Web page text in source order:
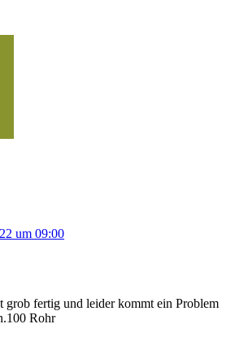
um 09:00
grob fertig und leider kommt ein Problem
Rohr